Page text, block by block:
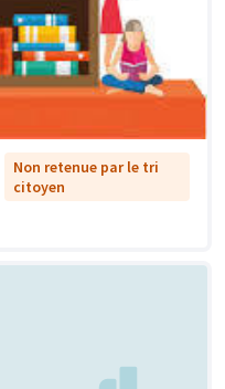
Non retenue par le tri
citoyen